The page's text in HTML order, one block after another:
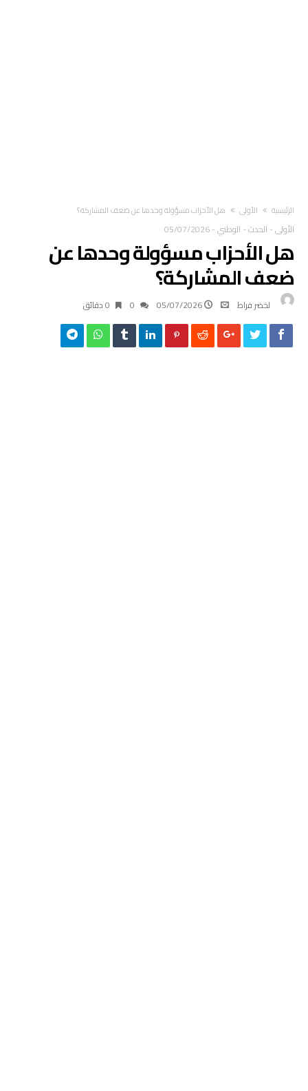
‫الرئيسية‬ الأولى هل الأحزاب مسؤولة وحدها عن ضعف المشاركة؟
الأولى- الحدث- الوطني-
05/07/2026
هل الأحزاب مسؤولة وحدها عن
ضعف المشاركة؟
لخضر فراط 05/07/2026 0 ‫دقائق‬